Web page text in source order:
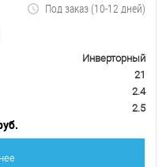
Под заказ (10-12 дней)
Инверторный
21
2.4
2.5